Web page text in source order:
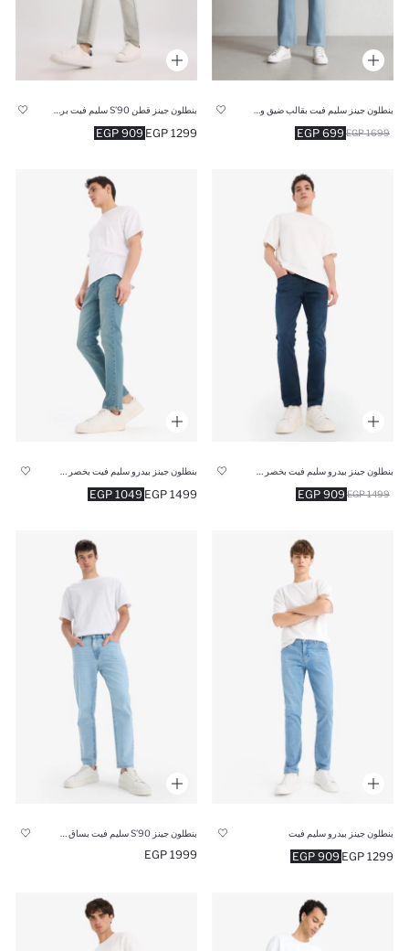
699 EGP 1699 EGP
909 EGP 1299 EGP
909 EGP 1499 EGP
1049 EGP 1499 EGP
بنطلون جينز بيدرو سليم فيت
909 EGP 1299 EGP
1999 EGP